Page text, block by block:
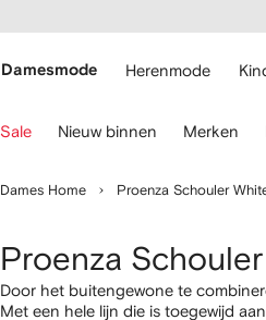
naar de
Damesmode Herenmode
Sale Nieuw binnen Merken
Dames Home Proenza Schouler
Proenza
Door het buitengewone te
Met een hele lijn die is toegewijd